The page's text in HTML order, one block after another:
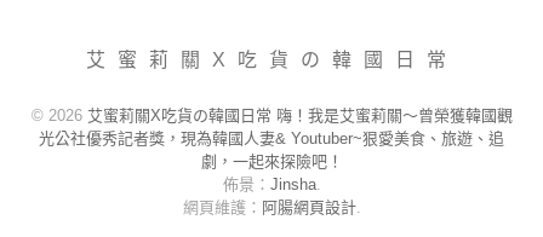
小
賣
艾蜜莉關X吃貨の韓國日常
© 2026 艾蜜莉關X吃貨の韓國日常 嗨！我是艾蜜莉關～曾榮獲韓國觀
光公社優秀記者獎，現為韓國人妻& Youtuber~狠愛美食、旅遊、追
劇，一起來探險吧！
佈景： Jinsha.
網頁維護： 阿腸網頁設計.